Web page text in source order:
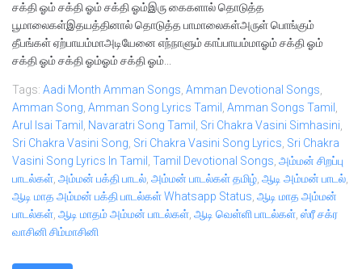
சக்தி ஓம் சக்தி ஓம் சக்தி ஓம்இரு கைகளால் தொடுத்த
பூமாலைகள்இதயத்தினால் தொடுத்த பாமாலைகள்அருள் பொங்கும்
தீபங்கள் ஏற்பாயம்மாஅடியேனை எந்நாளும் காப்பாயம்மாஓம் சக்தி ஓம்
சக்தி ஓம் சக்தி ஓம்ஓம் சக்தி ஓம்...
Tags: Aadi Month Amman Songs, Amman Devotional Songs,
Amman Song, Amman Song Lyrics Tamil , Amman Songs Tamil ,
Arul Isai Tamil , Navaratri Song Tamil , Sri Chakra Vasini Simhasini,
Sri Chakra Vasini Song, Sri Chakra Vasini Song Lyrics, Sri Chakra
Vasini Song Lyrics In Tamil , Tamil Devotional Songs, அம்மன் சிறப்பு
பாடல்கள், அம்மன் பக்தி பாடல், அம்மன் பாடல்கள் தமிழ், ஆடி அம்மன் பாடல்,
ஆடி மாத அம்மன் பக்தி பாடல்கள் Whatsapp Status, ஆடி மாத அம்மன்
பாடல்கள், ஆடி மாதம் அம்மன் பாடல்கள், ஆடி வெள்ளி பாடல்கள், ஸ்ரீ சக்ர
வாசினி சிம்மாசினி